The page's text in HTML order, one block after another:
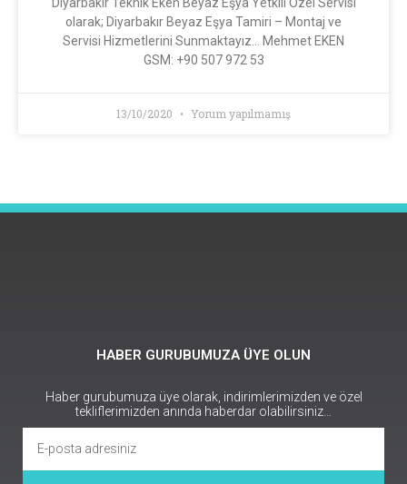
olarak; Diyarbakır Beyaz Eşya Tamiri – Montaj ve
Servisi Hizmetlerini Sunmaktayız… Mehmet EKEN
GSM: +90 507 972 53
13/10/2020 Yorum yapılmamış
HABER GURUBUMUZA ÜYE OLUN
Haber gurubumuza üye olarak, indirimlerimizden ve özel
tekliflerimizden anında haberdar olabilirsiniz…